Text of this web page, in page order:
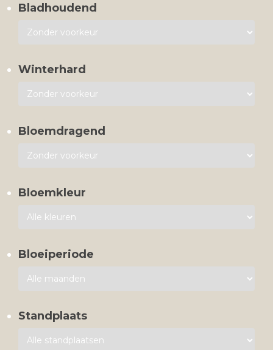
Bladhoudend
Winterhard
Bloemdragend
Bloemkleur
Bloeiperiode
Standplaats